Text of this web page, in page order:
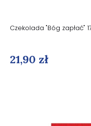
Czekolada "Bóg zapłać"
21,90 zł